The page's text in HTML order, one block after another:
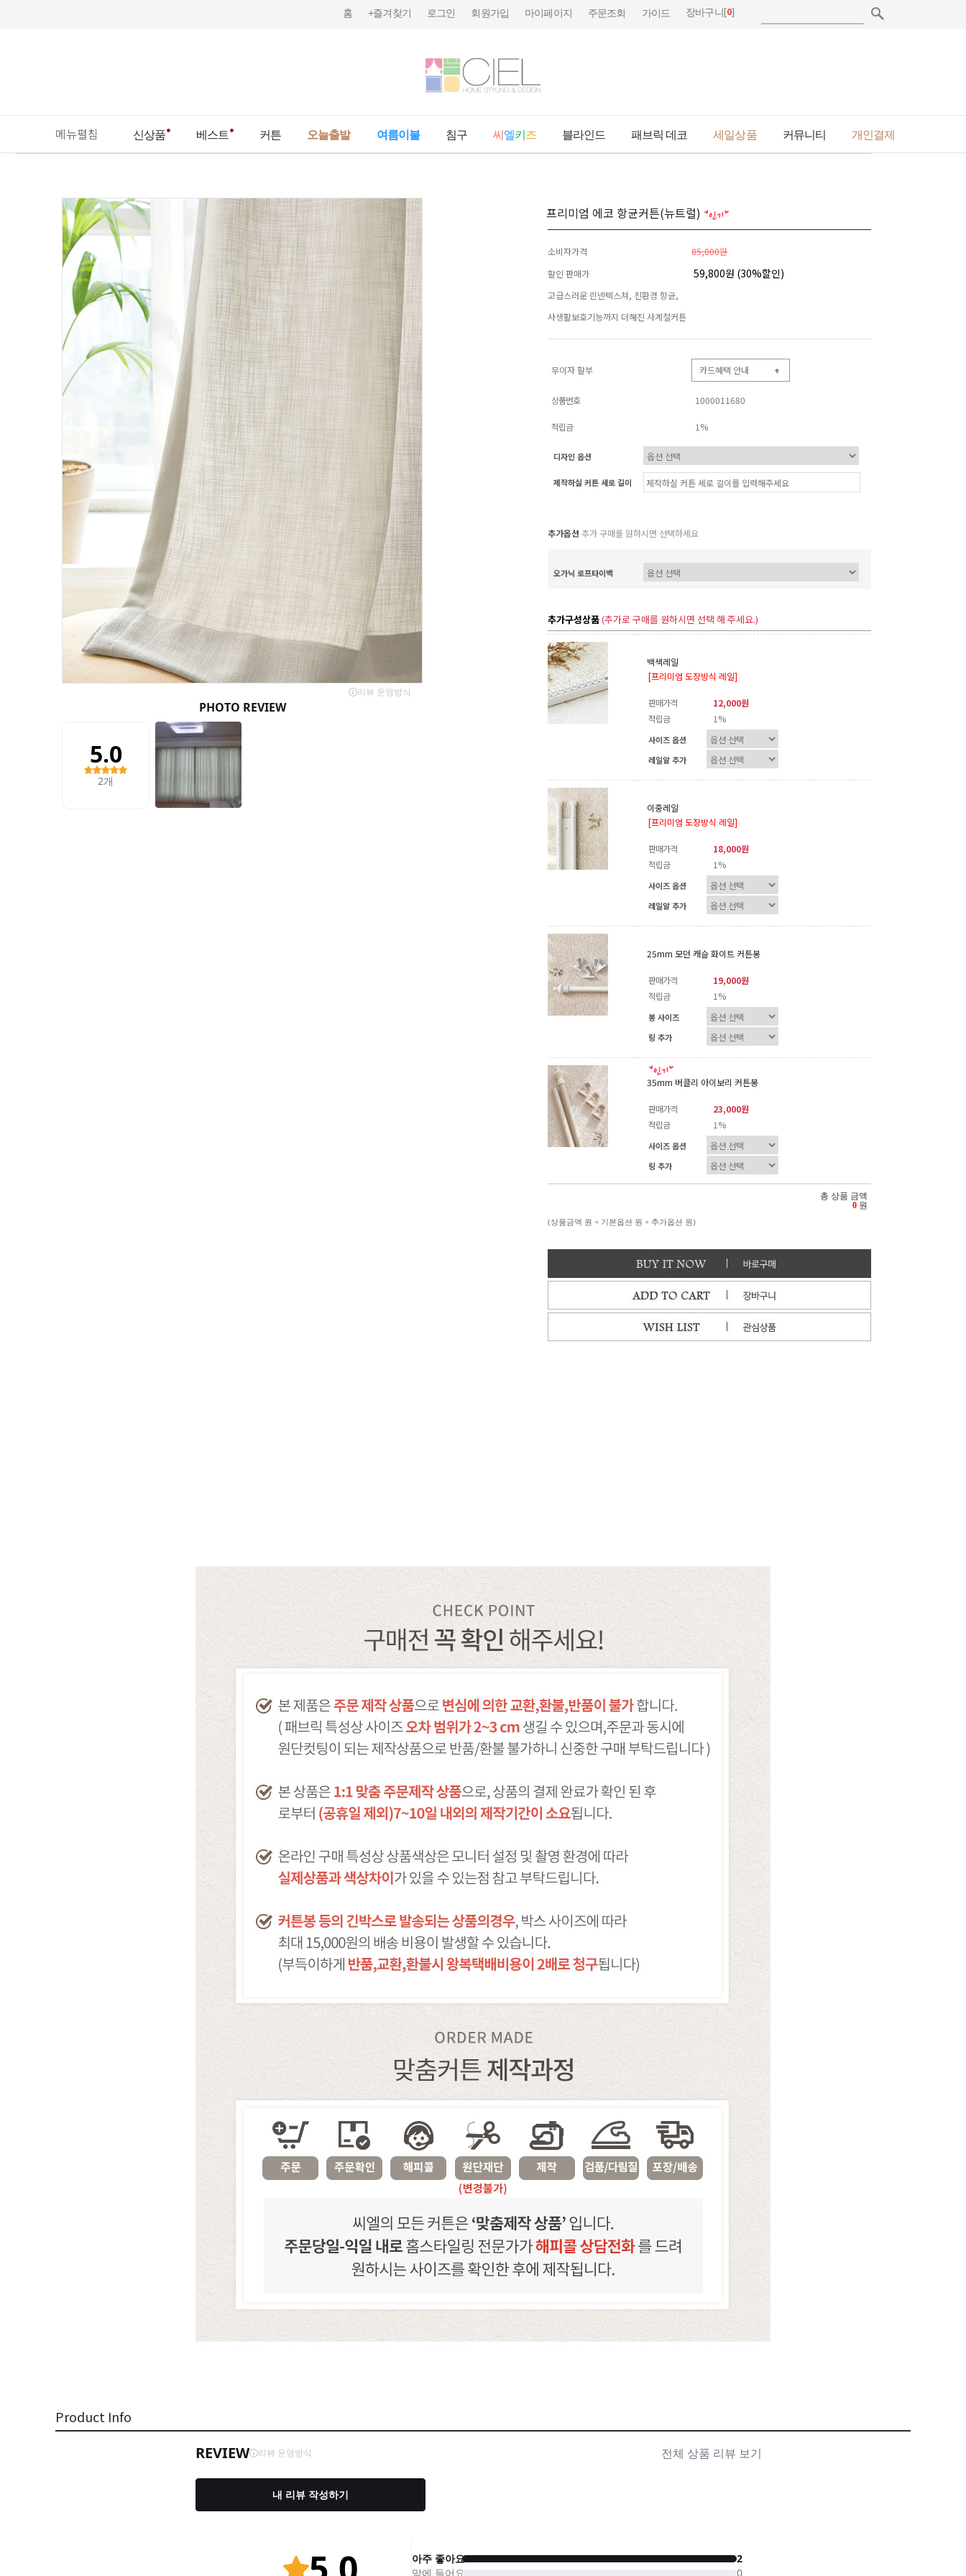
홈 +즐겨찾기 로그인 회원가입 마이페이지 주문조회 가이드 장바구니[0]
메뉴펼침 신상품 베스트 커튼 오늘출발 여름이불 침구 씨 엘키 즈 블라인드 패브릭 데코 세일상품 커뮤니티 개인결제
프리미엄 에코 항균커튼(뉴트럴)
소비자가격
85,000원
할인 판매가
59,800원 (30%할인)
고급스러운 린넨텍스쳐, 친환경 항균,
사생활보호기능까지 더해진 사계절커튼
무이자 할부 카드혜택 안내 +
상품번호 1000011680
적립금 1%
디자인 옵션
제작하실 커튼 세로 길이
추가옵션 추가 구매를 원하시면 선택하세요
오가닉 로프타이백
추가구성상품(추가로 구매를 원하시면 선택 해 주세요.)
백색레일
[프리미엄 도장방식 레일]
판매가격
12,000원
적립금
1%
사이즈 옵션
레일알 추가
이중레일
[프리미엄 도장방식 레일]
판매가격
18,000원
적립금
1%
사이즈 옵션
레일알 추가
25mm 모던 캐슬 화이트 커튼봉
판매가격
19,000원
적립금
1%
봉 사이즈
링 추가
35mm 버클리 아이보리 커튼봉
판매가격
23,000원
적립금
1%
사이즈 옵션
링 추가
총 상품 금액
0 원
(상품금액 원 + 기본옵션 원 + 추가옵션 원)
Product Info